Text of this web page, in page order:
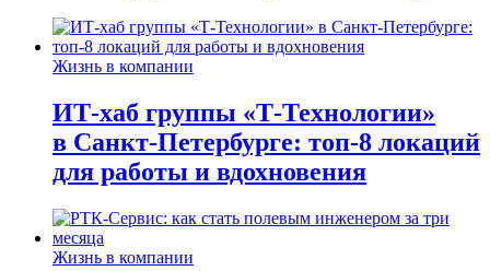
Жизнь в компании
ИТ-хаб группы «Т-Технологии»
в Санкт-Петербурге: топ-8 локаций
для работы и вдохновения
Жизнь в компании